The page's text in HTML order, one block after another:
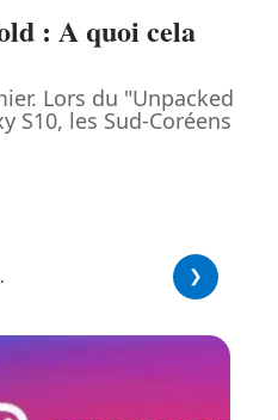
: A quoi cela
Lors du "Unpacked
S10, les Sud-Coréens